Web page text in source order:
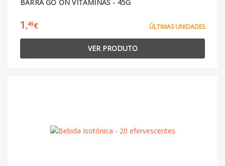
BARRA GO ON VITAMINAS - 45G
1 ,49€ ÚLTIMAS UNIDADES
VER PRODUTO